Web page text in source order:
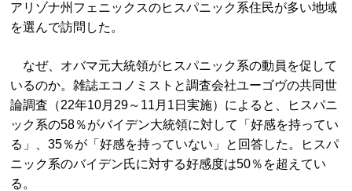
アリゾナ州フェニックスのヒスパニック系住民が多い地域
を選んで訪問した。
なぜ、オバマ元大統領がヒスパニック系の動員を促して
いるのか。雑誌エコノミストと調査会社ユーゴヴの共同世
論調査（22年10月29～11月1日実施）によると、ヒスパニ
ック系の58％がバイデン大統領に対して「好感を持ってい
る」、35％が「好感を持っていない」と回答した。ヒスパ
ニック系のバイデン氏に対する好感度は50％を超えてい
る。